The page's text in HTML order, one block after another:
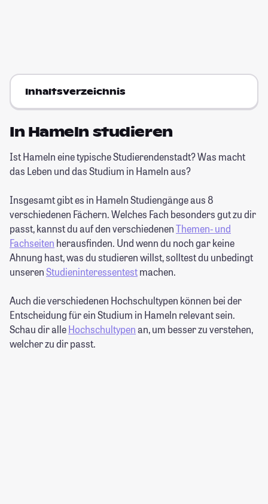
Inhaltsverzeichnis
In Hameln studieren
Ist Hameln eine typische Studierendenstadt? Was macht
das Leben und das Studium in Hameln aus?
Insgesamt gibt es in Hameln Studiengänge aus 8
verschiedenen Fächern. Welches Fach besonders gut zu dir
passt, kannst du auf den verschiedenenThemen- und
Fachseiten herausfinden. Und wenn du noch gar keine
Ahnung hast, was du studieren willst, solltest du unbedingt
unserenStudieninteressentestmachen.
Auch die verschiedenen Hochschultypen können bei der
Entscheidung für ein Studium in Hameln relevant sein.
Schau dir alleHochschultypenan, um besser zu verstehen,
welcher zu dir passt.